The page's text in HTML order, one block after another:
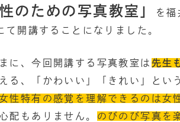
のための写真教室」
を
開講することになりました。
に、今回開講する写真教室は 先生
る、「かわいい」「きれい」とい
性特有の感覚を理解できるのは女
配もありません。 のびのび写真を